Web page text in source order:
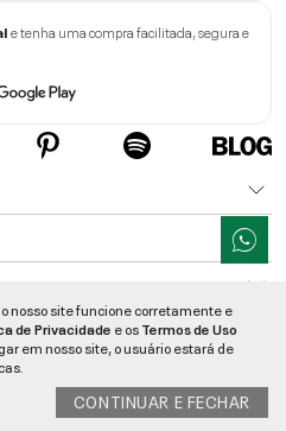
e tenha uma compra facilitada, segura e
-RUA MANOEL FRANCISCO
nosso site funcione corretamente e
de Privacidade e osTermos de Uso
em nosso site, o usuário estará de
CONTINUAR E FECHAR